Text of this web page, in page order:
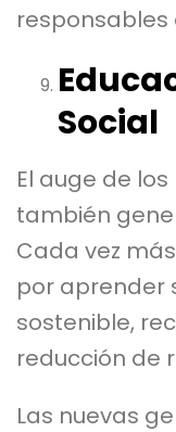
Social
El auge de
también
Cada vez
por aprender
sostenible,
reducción de
Las nuevas